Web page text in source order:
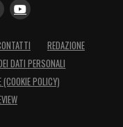
REDAZIONE
DATI PERSONALI
POLICY)